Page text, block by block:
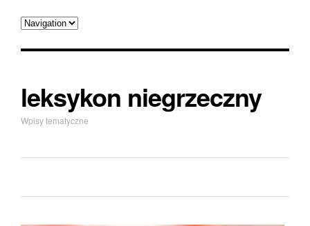
leksykon niegrzeczny
Wpisy tematyczne